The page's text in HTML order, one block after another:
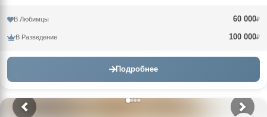
В Любимцы 60 000₽
В Разведение 100 000₽
Подробнее